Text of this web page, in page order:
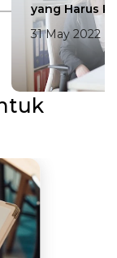
yang Harus
31 May 2022